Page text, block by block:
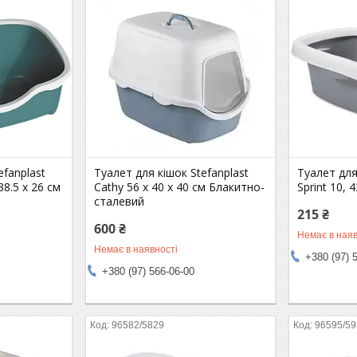
x 26 см
Туалет для кішок Stefanplast
Cathy 56 х 40 х 40 см Блакитно-
сталевий
600 ₴
Немає в наявності
+380 (97) 566-06-00
Туалет
Sprint 10,
215 ₴
Немає в
+380 (97)
96582/5829 96595/